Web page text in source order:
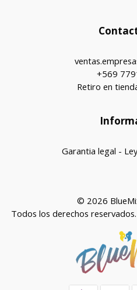
+569
Retiro en
Garantia legal -
© 2026
Todos los derechos reservados.